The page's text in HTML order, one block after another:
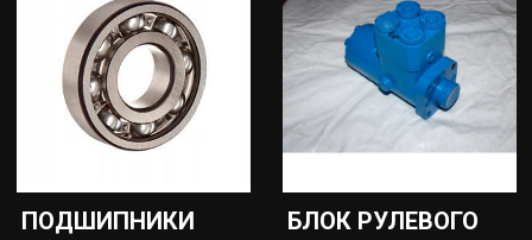
ПОДШИПНИКИ
БЛОК РУЛЕВОГО